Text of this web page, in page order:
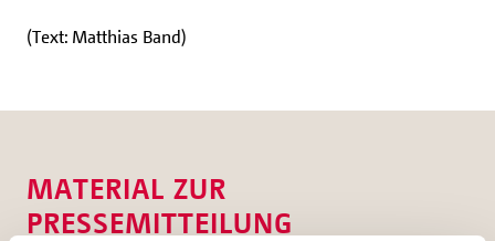
(Text: Matthias Band)
MATERIAL ZUR
PRESSEMITTEILUNG